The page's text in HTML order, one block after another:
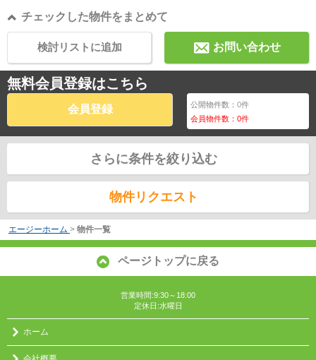
チェックした物件をまとめて
お問い合わせ
検討リストに追加
無料会員登録はこちら
会員登録 公開物件数：0件
会員物件数：0件
さらに条件を絞り込む
物件リクエスト
エージーホーム > 物件一覧
ページトップに戻る
営業時間:9:30～18:00
定休日:水曜日
ホーム